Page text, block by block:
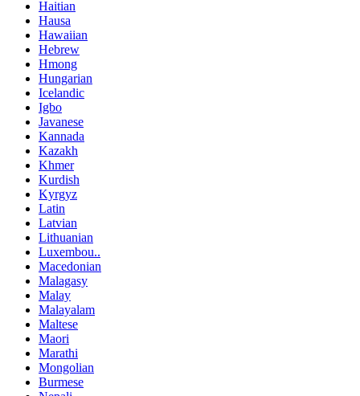
Haitian
Hausa
Hawaiian
Hebrew
Hmong
Hungarian
Icelandic
Igbo
Javanese
Kannada
Kazakh
Khmer
Kurdish
Kyrgyz
Latin
Latvian
Lithuanian
Luxembou..
Macedonian
Malagasy
Malay
Malayalam
Maltese
Maori
Marathi
Mongolian
Burmese